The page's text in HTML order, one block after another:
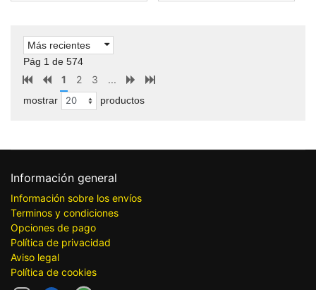
Más recientes
Pág 1 de 574
1 2 3 ...
mostrar productos
Información general
Información sobre los envíos
Terminos y condiciones
Opciones de pago
Política de privacidad
Aviso legal
Política de cookies